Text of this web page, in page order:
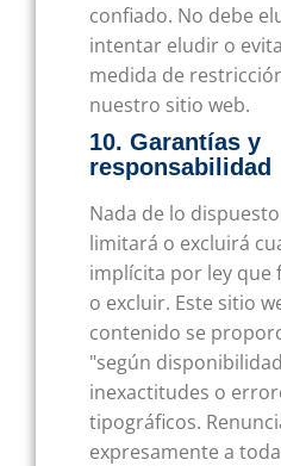
confiado. No debe
intentar eludir o
medida de
nuestro sitio web.
10. Garantías y
responsabilidad
Nada de lo
limitará o excluirá
implícita por ley que
o excluir. Este sitio
contenido se
"según
inexactitudes o
tipográficos.
expresamente a